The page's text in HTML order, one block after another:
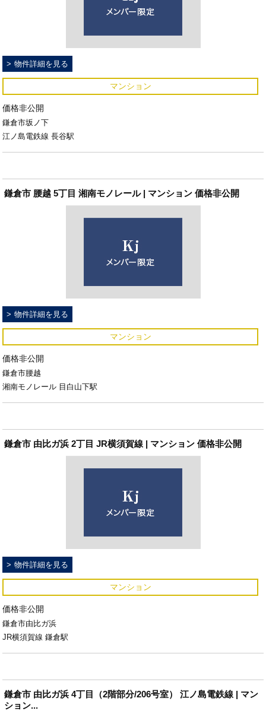
物件詳細を見る
マンション
価格非公開
鎌倉市坂ノ下
江ノ島電鉄線 長谷駅
鎌倉市 腰越 5丁目 湘南モノレール | マンション 価格非公開
物件詳細を見る
マンション
価格非公開
鎌倉市腰越
湘南モノレール 目白山下駅
鎌倉市 由比ガ浜 2丁目 JR横須賀線 | マンション 価格非公開
物件詳細を見る
マンション
価格非公開
鎌倉市由比ガ浜
JR横須賀線 鎌倉駅
鎌倉市 由比ガ浜 4丁目（2階部分/206号室） 江ノ島電鉄線 | マン
ション...